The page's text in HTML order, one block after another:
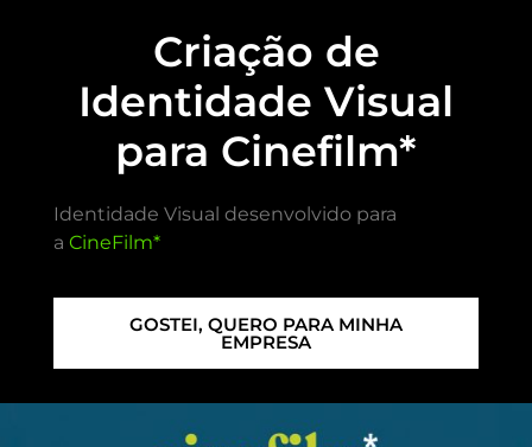
Criação de
Identidade Visual
para Cinefilm*
Identidade Visual desenvolvido para
a CineFilm*
GOSTEI, QUERO PARA MINHA
EMPRESA